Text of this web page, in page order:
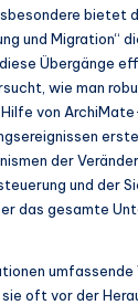
bietet
und Migration“
Übergänge
wie man
von
der
und der
das gesamte
umfassende
oft vor der